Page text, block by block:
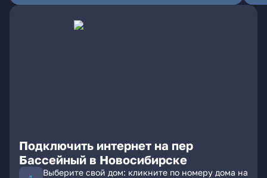
Подключить интернет на пер
Бассейный в Новосибирске
Выберите свой дом: кликните по номеру дома на